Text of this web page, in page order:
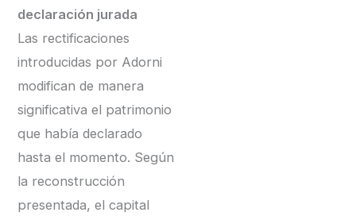
declaración jurada
Las rectificaciones
introducidas por Adorni
modifican de manera
significativa el patrimonio
que había declarado
hasta el momento. Según
la reconstrucción
presentada, el capital